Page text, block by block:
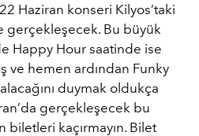
Haziran konseri Kilyos’taki
gerçekleşecek. Bu büyük
Happy Hour saatinde ise
ve hemen ardından Funky
duymak oldukça
gerçekleşecek bu
kaçırmayın. Bilet